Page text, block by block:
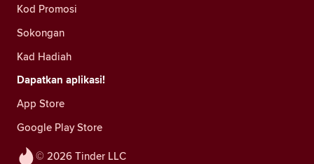
© 2026 Tinder LLC
Kod Promosi
Sokongan
Kad Hadiah
Dapatkan aplikasi!
App Store
Google Play Store